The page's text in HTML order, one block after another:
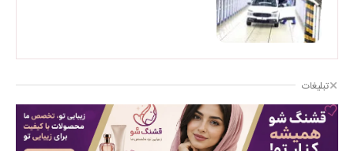
تبلیغات